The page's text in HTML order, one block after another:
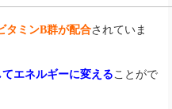
タミンB群が配合されていま
エネルギーに変えることがで